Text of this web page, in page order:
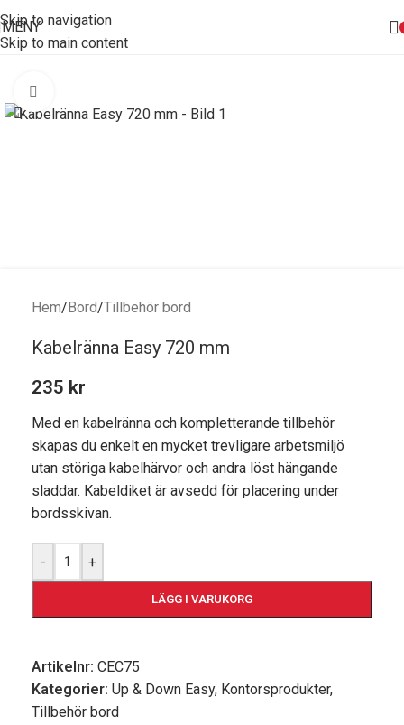
Skip to navigation
Skip to main content
MENY
Hem/Bord/Tillbehör bord
Kabelränna Easy 720 mm
235 kr
Med en kabelränna och kompletterande tillbehör
skapas du enkelt en mycket trevligare arbetsmiljö
utan störiga kabelhärvor och andra löst hängande
sladdar. Kabeldiket är avsedd för placering under
bordsskivan.
- +
LÄGG I VARUKORG
Artikelnr: CEC75
Kategorier: Up & Down Easy, Kontorsprodukter,
Tillbehör bord